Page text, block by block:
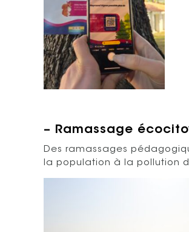
– Ramassage
Des ramassages
la population à la pollution